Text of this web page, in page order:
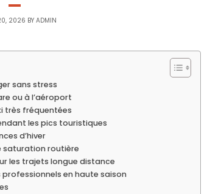
2026 BYADMIN
sans stress
ou à l’aéroport
très fréquentées
les pics touristiques
d’hiver
saturation routière
les trajets longue distance
en haute saison